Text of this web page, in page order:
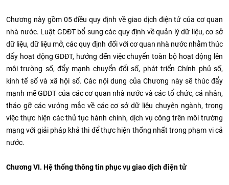
Chương này gồm 05 điều quy định về giao dịch điện tử của cơ quan
nhà nước. Luật GDĐT bổ sung các quy định về quản lý dữ liệu, cơ sở
dữ liệu, dữ liệu mở, các quy định đối với cơ quan nhà nước nhằm thúc
đẩy hoạt động GDĐT, hướng đến việc chuyển toàn bộ hoạt động lên
môi trường số, đẩy mạnh chuyển đổi số, phát triển Chính phủ số,
kinh tế số và xã hội số. Các nội dung của Chương này sẽ thúc đẩy
mạnh mẽ GDĐT của các cơ quan nhà nước và các tổ chức, cá nhân,
tháo gỡ các vướng mắc về các cơ sở dữ liệu chuyên ngành, trong
việc thực hiện các thủ tục hành chính, dịch vụ công trên môi trường
mạng với giải pháp khả thi để thực hiện thống nhất trong phạm vi cả
nước.
Chương VI. Hệ thống thông tin phục vụ giao dịch điện tử